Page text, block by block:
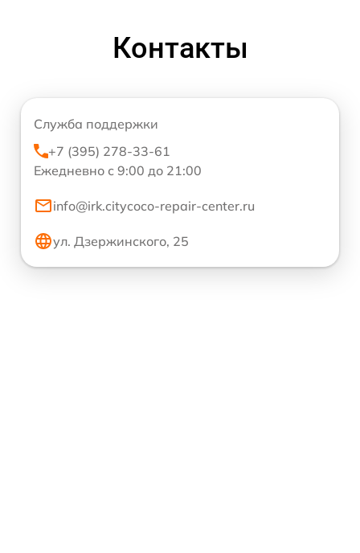
Контакты
Служба поддержки
+7 (395) 278-33-61
Ежедневно с 9:00 до 21:00
info@irk.citycoco-repair-center.ru
ул. Дзержинского, 25